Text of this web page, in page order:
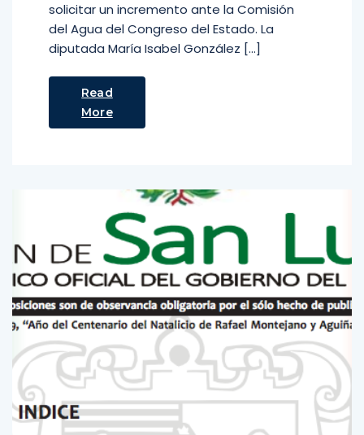
solicitar un incremento ante la Comisión
del Agua del Congreso del Estado. La
diputada María Isabel González […]
Read
More